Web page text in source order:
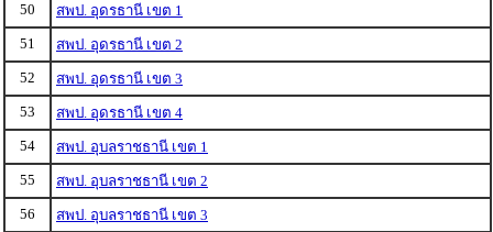
50
สพป. อุดรธานี เขต 1
51
สพป. อุดรธานี เขต 2
52
สพป. อุดรธานี เขต 3
53
สพป. อุดรธานี เขต 4
54
สพป. อุบลราชธานี เขต 1
55
สพป. อุบลราชธานี เขต 2
56
สพป. อุบลราชธานี เขต 3